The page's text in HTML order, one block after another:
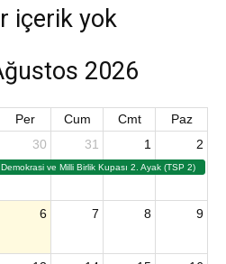
içerik yok
2026
Per Cum Cmt
Paz
ve Milli Birlik Kupası 2. Ayak (TSP 2)
30 31 1 2
6 7 8 9